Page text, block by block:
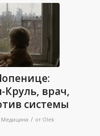
Круль, врач,
системы
Медицина / от Olek